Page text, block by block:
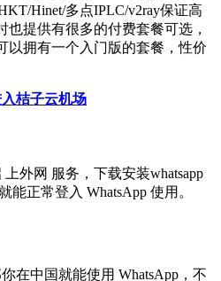
Hinet/多点IPLC/v2ray保证高
也提供有很多的付费套餐可选，
以拥有一个入门版的套餐，性价
桔子云机场
外网 服务，下载安装whatsapp
能正常登入 WhatsApp 使用。
在中国就能使用 WhatsApp，不